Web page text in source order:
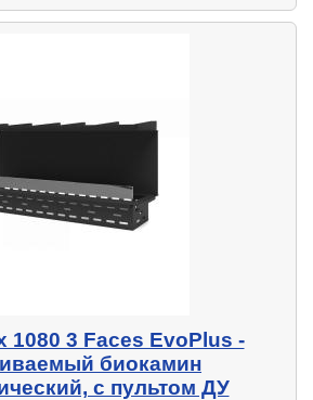
1080 3 Faces EvoPlus -
биокамин
с пультом ДУ